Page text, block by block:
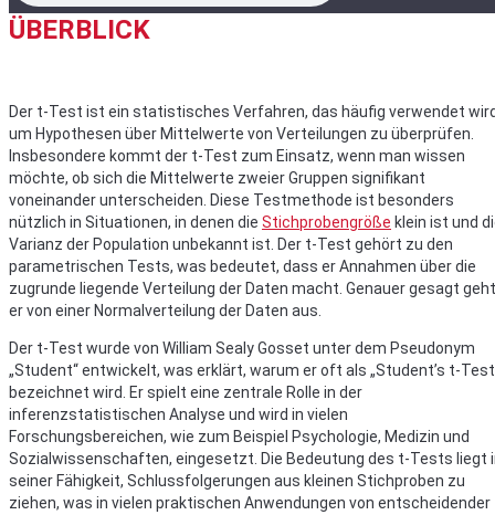
ÜBERBLICK
Der t-Test ist ein statistisches Verfahren, das häufig verwendet
um Hypothesen über Mittelwerte von Verteilungen zu überprüfen.
Insbesondere kommt der t-Test zum Einsatz, wenn man wissen
möchte, ob sich die Mittelwerte zweier Gruppen signifikant
voneinander unterscheiden. Diese Testmethode ist besonders
nützlich in Situationen, in denen die Stichprobengröße klein ist und
Varianz der Population unbekannt ist. Der t-Test gehört zu den
parametrischen Tests, was bedeutet, dass er Annahmen über die
zugrunde liegende Verteilung der Daten macht. Genauer gesagt geht
er von einer Normalverteilung der Daten aus.
Der t-Test wurde von William Sealy Gosset unter dem Pseudonym
„Student“ entwickelt, was erklärt, warum er oft als „Student’s t-
bezeichnet wird. Er spielt eine zentrale Rolle in der
inferenzstatistischen Analyse und wird in vielen
Forschungsbereichen, wie zum Beispiel Psychologie, Medizin und
Sozialwissenschaften, eingesetzt. Die Bedeutung des t-Tests liegt
seiner Fähigkeit, Schlussfolgerungen aus kleinen Stichproben zu
ziehen, was in vielen praktischen Anwendungen von entscheidender